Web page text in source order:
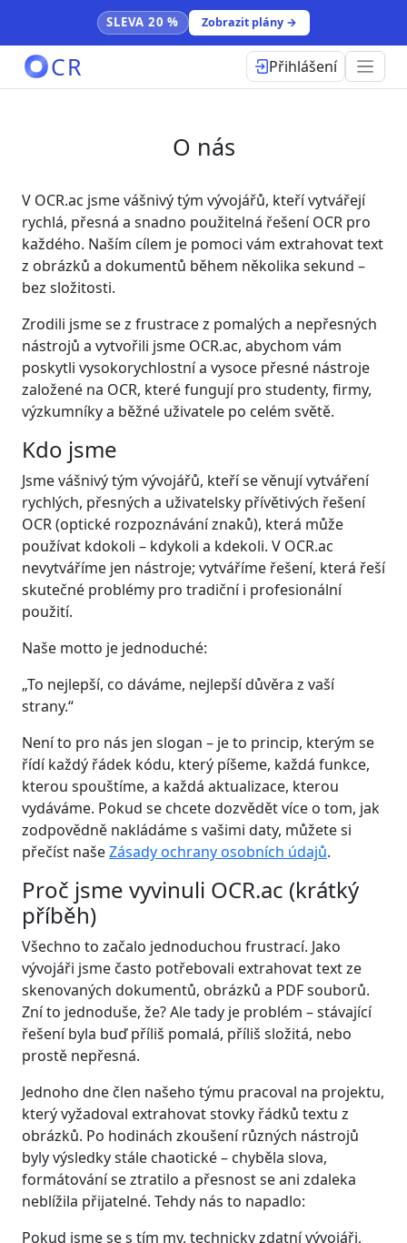
SLEVA 20 % Zobrazit plány →
CR Přihlášení
O nás
V OCR.ac jsme vášnivý tým vývojářů, kteří vytvářejí
rychlá, přesná a snadno použitelná řešení OCR pro
každého. Naším cílem je pomoci vám extrahovat text
z obrázků a dokumentů během několika sekund –
bez složitosti.
Zrodili jsme se z frustrace z pomalých a nepřesných
nástrojů a vytvořili jsme OCR.ac, abychom vám
poskytli vysokorychlostní a vysoce přesné nástroje
založené na OCR, které fungují pro studenty, firmy,
výzkumníky a běžné uživatele po celém světě.
Kdo jsme
Jsme vášnivý tým vývojářů, kteří se věnují vytváření
rychlých, přesných a uživatelsky přívětivých řešení
OCR (optické rozpoznávání znaků), která může
používat kdokoli – kdykoli a kdekoli. V OCR.ac
nevytváříme jen nástroje; vytváříme řešení, která řeší
skutečné problémy pro tradiční i profesionální
použití.
Naše motto je jednoduché:
„To nejlepší, co dáváme, nejlepší důvěra z vaší
strany.“
Není to pro nás jen slogan – je to princip, kterým se
řídí každý řádek kódu, který píšeme, každá funkce,
kterou spouštíme, a každá aktualizace, kterou
vydáváme. Pokud se chcete dozvědět více o tom, jak
zodpovědně nakládáme s vašimi daty, můžete si
přečíst našeZásady ochrany osobních údajů.
Proč jsme vyvinuli OCR.ac (krátký
příběh)
Všechno to začalo jednoduchou frustrací. Jako
vývojáři jsme často potřebovali extrahovat text ze
skenovaných dokumentů, obrázků a PDF souborů.
Zní to jednoduše, že? Ale tady je problém – stávající
řešení byla buď příliš pomalá, příliš složitá, nebo
prostě nepřesná.
Jednoho dne člen našeho týmu pracoval na projektu,
který vyžadoval extrahovat stovky řádků textu z
obrázků. Po hodinách zkoušení různých nástrojů
byly výsledky stále chaotické – chyběla slova,
formátování se ztratilo a přesnost se ani zdaleka
neblížila přijatelné. Tehdy nás to napadlo:
Pokud jsme se s tím my, technicky zdatní vývojáři,